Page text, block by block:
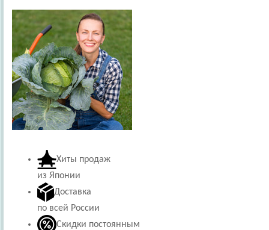
Хиты продаж
из Японии
Доставка
по всей России
Скидки постоянным